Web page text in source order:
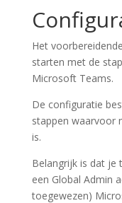
Het
starten met de
Microsoft Teams.
De configuratie
stappen waarvoor
is.
Belangrijk is dat je
een Global Admin
toegewezen)